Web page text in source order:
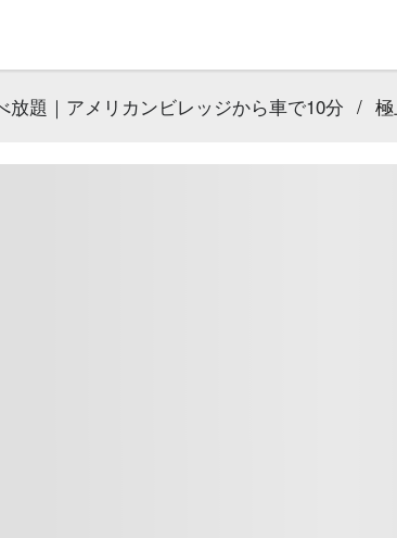
放題｜アメリカンビレッジから車で10分 /